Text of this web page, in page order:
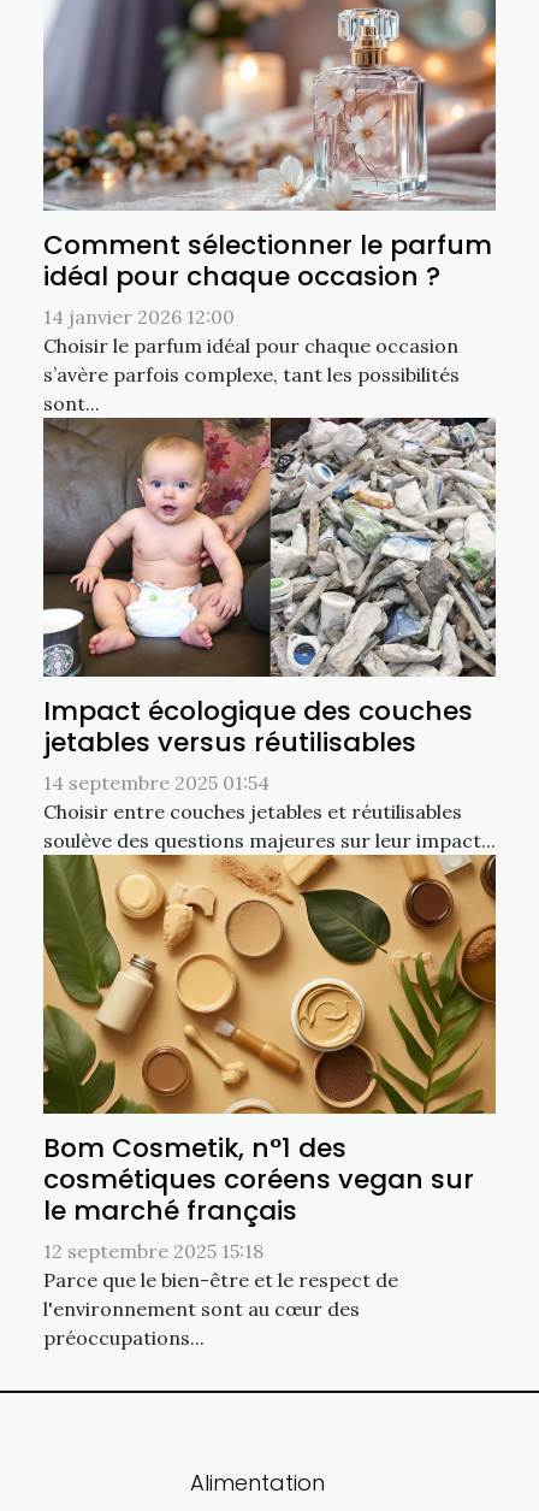
Comment sélectionner le parfum
idéal pour chaque occasion ?
14 janvier 2026 12:00
Choisir le parfum idéal pour chaque occasion
s’avère parfois complexe, tant les possibilités
sont...
Impact écologique des couches
jetables versus réutilisables
14 septembre 2025 01:54
Choisir entre couches jetables et réutilisables
soulève des questions majeures sur leur impact...
Bom Cosmetik, n°1 des
cosmétiques coréens vegan sur
le marché français
12 septembre 2025 15:18
Parce que le bien-être et le respect de
l'environnement sont au cœur des
préoccupations...
Alimentation